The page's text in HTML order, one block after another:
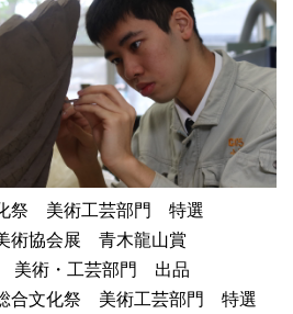
祭 美術工芸部門 特選
術協会展 青木龍山賞
美術・工芸部門 出品
合文化祭 美術工芸部門 特選